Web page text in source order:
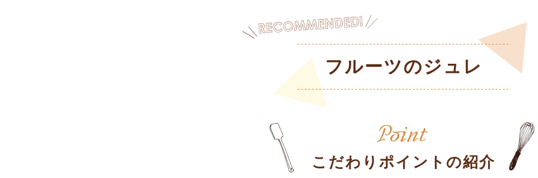
フルーツのジュレ
こだわりポイントの紹介